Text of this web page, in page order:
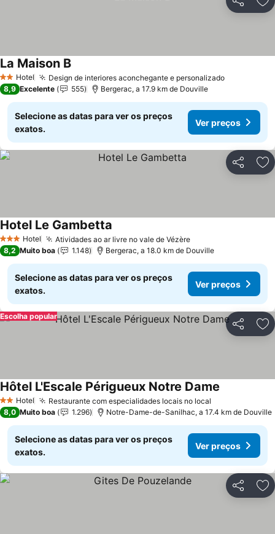
Partilhar
2 Estrelas
Hotel Design de interiores aconchegante e personalizadoVer preços
La Maison BVer preços
8,9 Excelente 555 Bergerac, a 17.9 km de Douville
Selecione as datas para ver os preços
exatos.
Ver preços
Partilhar
3 EstrelasHotel Atividades ao ar livre no vale de VézèreVer preços
Hotel Le Gambetta
8,2 Muito boa 1.148 Bergerac, a 18.0 km de Douville
Selecione as datas para ver os preços
exatos.
Ver preços
Partilhar
Escolha popular
2 Estrelas
Hotel Restaurante com especialidades locais no local
Hôtel L'Escale Périgueux Notre Dame
8,0 Muito boa 1.296 Notre-Dame-de-Sanilhac, a 17.4 km de Douville
Selecione as datas para ver os preços
exatos.
Ver preços
Partilhar